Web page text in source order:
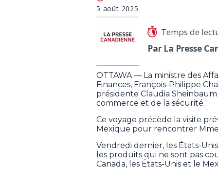
5 août 2025
Temps de
Par La Presse
OTTAWA — La ministre des
Finances, François-Philippe
présidente Claudia
commerce et de la sécurité.
Ce voyage précède la visite
Mexique pour rencontrer
Vendredi dernier, les États-
les produits qui ne sont pas
Canada, les États-Unis et le